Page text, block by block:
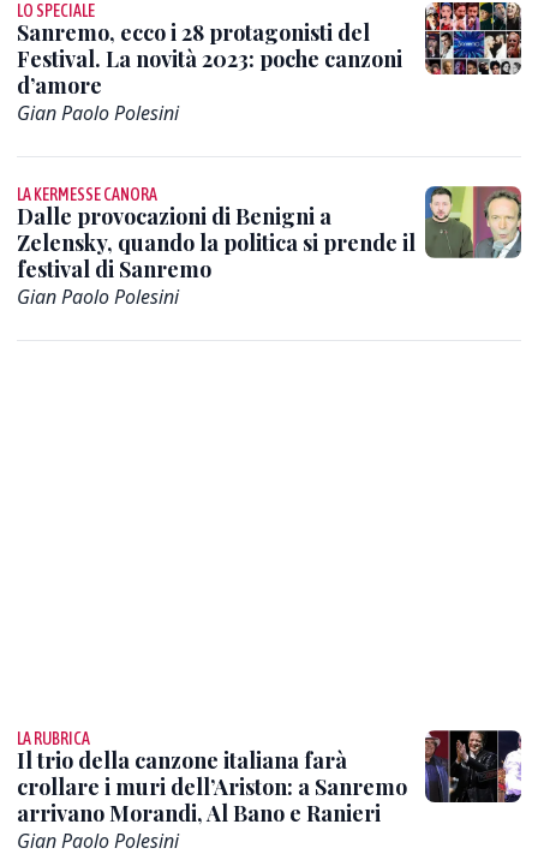
LO SPECIALE
Sanremo, ecco i 28 protagonisti del
Festival. La novità 2023: poche canzoni
d’amore
Gian Paolo Polesini
LA KERMESSE CANORA
Dalle provocazioni di Benigni a
Zelensky, quando la politica si prende il
festival di Sanremo
Gian Paolo Polesini
LA RUBRICA
Il trio della canzone italiana farà
crollare i muri dell’Ariston: a Sanremo
arrivano Morandi, Al Bano e Ranieri
Gian Paolo Polesini